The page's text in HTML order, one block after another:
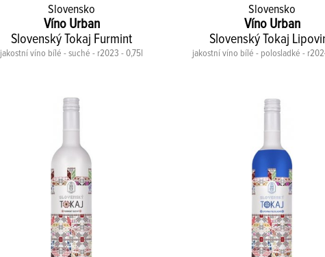
Slovensko
Víno Urban
Slovenský Tokaj Furmint
jakostní víno bílé - suché - r2023 - 0,75l
Slovensko
Víno Urban
Slovenský Tokaj
jakostní víno bílé - polosladké -